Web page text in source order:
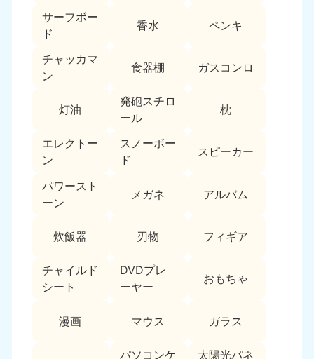
サーフボー
ド
香水 ペンキ
チャッカマ
ン
食器棚 ガスコンロ
灯油
発砲スチロ
ール
枕
エレクトー
ン
スノーボー
ド
スピーカー
パワースト
ーン
メガネ アルバム
炊飯器 刃物 フィギア
チャイルド
シート
DVDプレ
ーヤー
おもちゃ
漫画 マウス ガラス
パソコンケ
太陽光パネ
9:00〜19:00 年中無休
050-1881-5262
9:00〜19:00 年中無休
050-1881-5257
9:00〜19:00 年中無休
新潟県
050-1881-5263
9:00〜19:00 年中無休
大阪府
050-1881-5250
兵庫県
050-1881-5249
9:00〜19:00 年中無休
050-1881-5254
9:00〜19:00 年中無休
滋賀県
9:00〜19:00 年中無休
京都府
9:00〜19:00 年中無休